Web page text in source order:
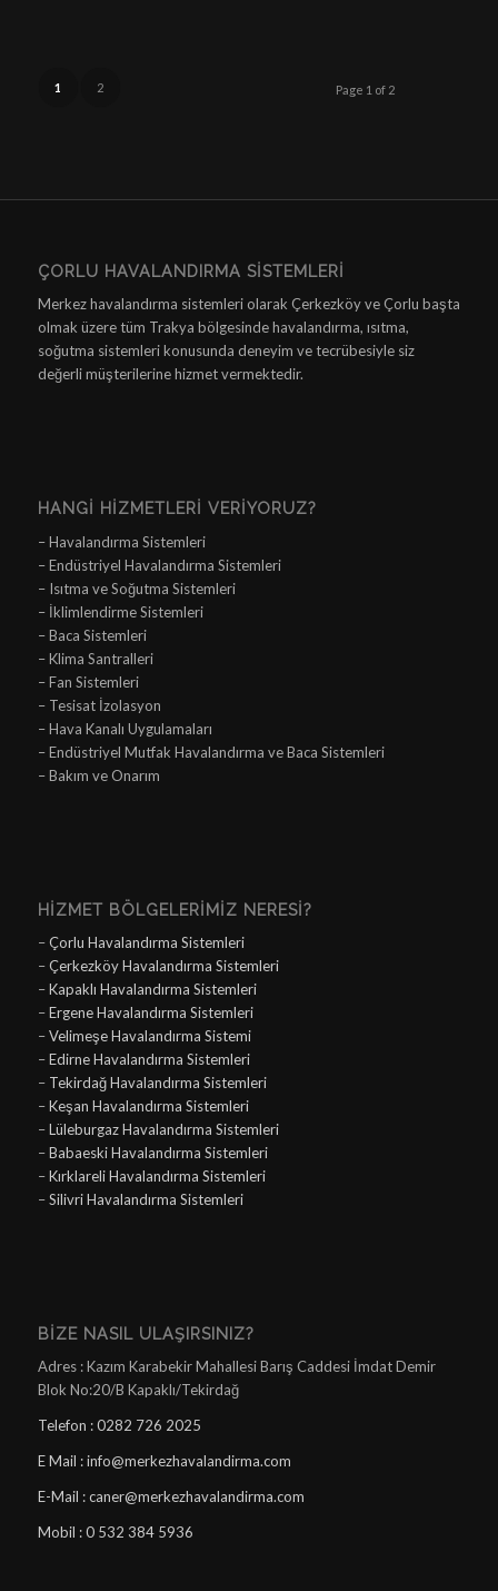
Page 1 of 2
1 2
ÇORLU HAVALANDIRMA SISTEMLERI
Merkez havalandırma sistemleri olarak Çerkezköy ve Çorlu başta
olmak üzere tüm Trakya bölgesinde havalandırma, ısıtma,
soğutma sistemleri konusunda deneyim ve tecrübesiyle siz
değerli müşterilerine hizmet vermektedir.
HANGI HIZMETLERI VERIYORUZ?
– Havalandırma Sistemleri
– Endüstriyel Havalandırma Sistemleri
– Isıtma ve Soğutma Sistemleri
– İklimlendirme Sistemleri
– Baca Sistemleri
– Klima Santralleri
– Fan Sistemleri
– Tesisat İzolasyon
– Hava Kanalı Uygulamaları
– Endüstriyel Mutfak Havalandırma ve Baca Sistemleri
– Bakım ve Onarım
HIZMET BÖLGELERIMIZ NERESI?
–Çorlu Havalandırma Sistemleri
–Çerkezköy Havalandırma Sistemleri
–Kapaklı Havalandırma Sistemleri
–Ergene Havalandırma Sistemleri
–Velimeşe Havalandırma Sistemi
–Edirne Havalandırma Sistemleri
– Tekirdağ Havalandırma Sistemleri
–Keşan Havalandırma Sistemleri
–Lüleburgaz Havalandırma Sistemleri
–Babaeski Havalandırma Sistemleri
–Kırklareli Havalandırma Sistemleri
–Silivri Havalandırma Sistemleri
BIZE NASIL ULAŞIRSINIZ?
Adres : Kazım Karabekir Mahallesi Barış Caddesi İmdat Demir
Blok No:20/B Kapaklı/Tekirdağ
Telefon : 0282 726 2025
E Mail : info@merkezhavalandirma.com
E-Mail : caner@merkezhavalandirma.com
Mobil : 0 532 384 5936